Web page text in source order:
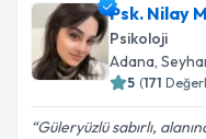
için bir takvim
bilgilendireceğiz.
E-posta Adresiniz
Psk. Nilay
Psikoloji
Adana,
5 (171
Güleryüzlü sabırlı,